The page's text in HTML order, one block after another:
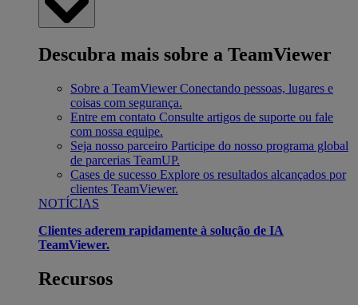
Descubra mais sobre a TeamViewer
Sobre a TeamViewer Conectando pessoas, lugares e
coisas com segurança.
Entre em contato Consulte artigos de suporte ou fale
com nossa equipe.
Seja nosso parceiro Participe do nosso programa global
de parcerias TeamUP.
Cases de sucesso Explore os resultados alcançados por
clientes TeamViewer.
NOTÍCIAS
Clientes aderem rapidamente à solução de IA
TeamViewer.
Recursos